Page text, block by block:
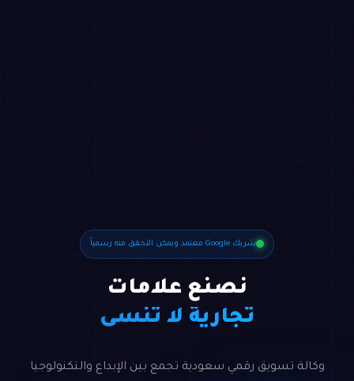
شريك Google معتمد ويمكن التحقق منه رسمياً
نصنع علامات
تجارية لا تُنسى
وكالة تسويق رقمي سعودية تجمع بين الإبداع والتكنولوجيا